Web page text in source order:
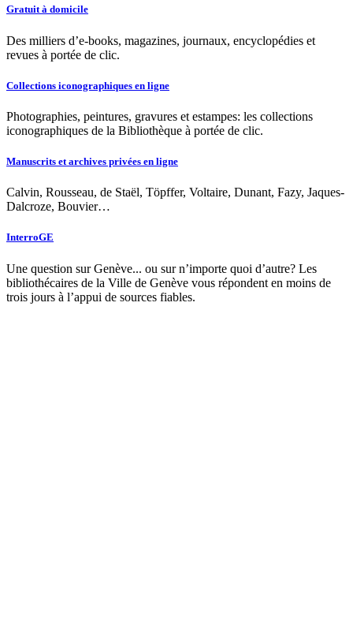
Gratuit à domicile
Des milliers d’e-books, magazines, journaux, encyclopédies et
revues à portée de clic.
Collections iconographiques en ligne
Photographies, peintures, gravures et estampes: les collections
iconographiques de la Bibliothèque à portée de clic.
Manuscrits et archives privées en ligne
Calvin, Rousseau, de Staël, Töpffer, Voltaire, Dunant, Fazy, Jaques-
Dalcroze, Bouvier…
InterroGE
Une question sur Genève... ou sur n’importe quoi d’autre? Les
bibliothécaires de la Ville de Genève vous répondent en moins de
trois jours à l’appui de sources fiables.